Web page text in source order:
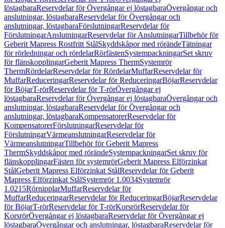
löstagbaraReservdelar för Övergångar ej löstagbaraÖvergångar och
anslutningar, löstagbaraReservdelar för Övergångar och
anslutningar, löstagbaraFörslutningarReservdelar för
FörslutningarAnslutningarReservdelar för AnslutningarTillbehör för
Geberit Mapress Rostfritt StålSkyddskåpor med rörändeTätningar
för rörledningar och rördelarRörfästenSystempackningarSet skruv
för flänskopplingarGeberit Mapress ThermSystemrör
ThermRördelarReservdelar för RördelarMuffarReservdelar för
MuffarReduceringarReservdelar för ReduceringarBöjarReservdelar
för BöjarT-rörReservdelar för T-rörÖvergångar ej
löstagbaraReservdelar för Övergångar ej löstagbaraÖvergångar och
anslutningar, löstagbaraReservdelar för Övergångar och
anslutningar, löstagbaraKompensatorerReservdelar för
KompensatorerFörslutningarReservdelar för
FörslutningarVärmeanslutningarReservdelar för
VärmeanslutningarTillbehör för Geberit Mapress
ThermSkyddskåpor med rörändeSystempackningarSet skruv för
flänskopplingarFästen för systemrörGeberit Mapress Elförzinkat
StålGeberit Mapress Elförzinkat StålReservdelar för Geberit
Mapress Elförzinkat StålSystemrör 1.0034Systemrör
1.0215RörnipplarMuffarReservdelar för
MuffarReduceringarReservdelar för ReduceringarBöjarReservdelar
för BöjarT-rörReservdelar för T-rörKorsrörReservdelar för
KorsrörÖvergångar ej löstagbaraReservdelar för Övergångar ej
löstagbaraÖvergångar och anslutningar, löstagbaraReservdelar för